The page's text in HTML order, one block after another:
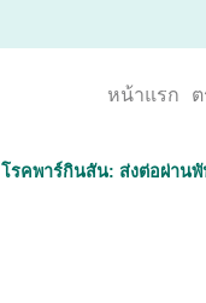
หน้าแรก
โรคพาร์กินสัน: ส่งต่อผ่าน